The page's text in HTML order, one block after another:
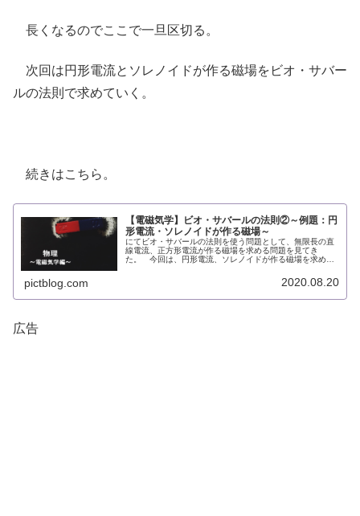
長くなるのでここで一旦区切る。
次回は円形電流とソレノイドが作る磁場をビオ・サバー
ルの法則で求めていく。
続きはこちら。
【電磁気学】ビオ・サバールの法則②～例題：円
形電流・ソレノイドが作る磁場～
にてビオ・サバールの法則を使う問題として、無限長の直
線電流、正方形電流が作る磁場を求める問題を見てき
た。 今回は、円形電流、ソレノイドが作る磁場を求めて
pictblog.com 2020.08.20
広告